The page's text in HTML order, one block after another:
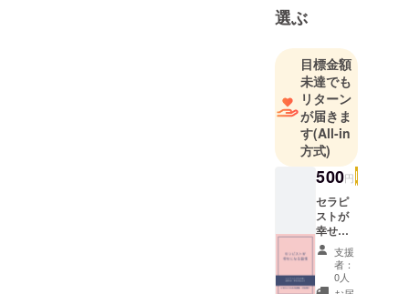
病の方を救
いプロジェ
クトを立ち
上げまし
た。
私の両親は
難病になり
50代と60代
で他界して
おり、私は
東京出身で4
年前に自然
豊かな淡路
選ぶ
目標金額
未達でも
リターン
が届きま
す(All-in
方式)
500円
セラピ
ストが
幸せに
なる習
慣の
EBOOK
テキス
支援
者：
0人